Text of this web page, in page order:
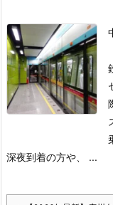
深夜到着の方や、 ...